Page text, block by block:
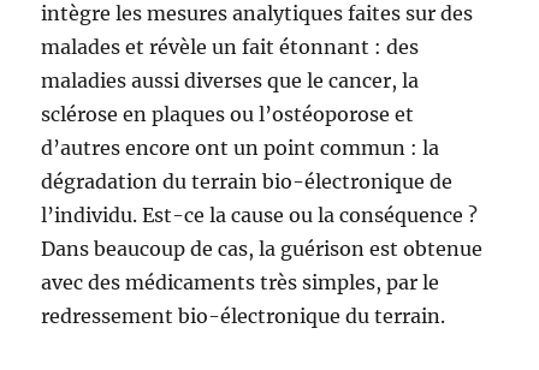
intègre les mesures analytiques faites sur des
malades et révèle un fait étonnant : des
maladies aussi diverses que le cancer, la
sclérose en plaques ou l’ostéoporose et
d’autres encore ont un point commun : la
dégradation du terrain bio-électronique de
l’individu. Est-ce la cause ou la conséquence ?
Dans beaucoup de cas, la guérison est obtenue
avec des médicaments très simples, par le
redressement bio-électronique du terrain.